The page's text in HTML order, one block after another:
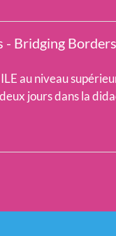
- Bridging
au niveau
jours dans la